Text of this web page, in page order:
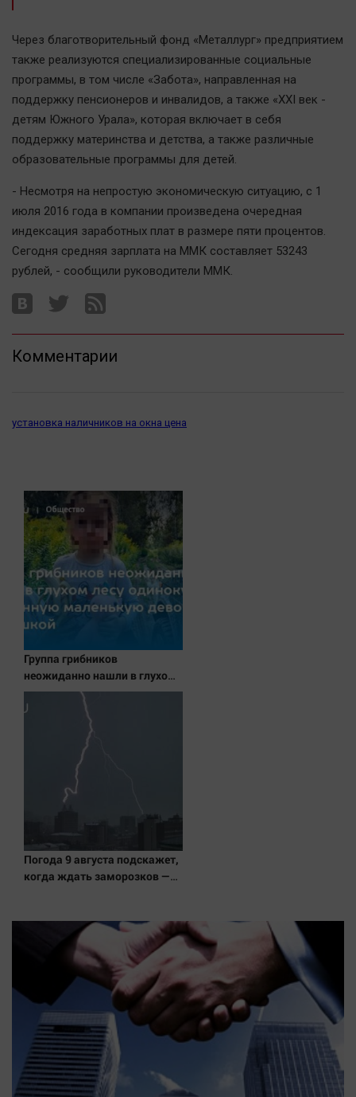
Отдых
Персона
Последняя инстанция
Светская жизнь
Точка на карте
Через благотворительный фонд «Металлург» предприятием
также реализуются специализированные социальные
программы, в том числе «Забота», направленная на
поддержку пенсионеров и инвалидов, а также «ХХI век -
детям Южного Урала», которая включает в себя
поддержку материнства и детства, а также различные
образовательные программы для детей.
- Несмотря на непростую экономическую ситуацию, с 1
июля 2016 года в компании произведена очередная
индексация заработных плат в размере пяти процентов.
Сегодня средняя зарплата на ММК составляет 53243
рублей, - сообщили руководители ММК.
Комментарии
установка наличников на окна цена
Группа грибников
неожиданно нашли в глухом
лесу одинокую испуганную
маленькую девочку с
Погода 9 августа подскажет,
когда ждать заморозков —